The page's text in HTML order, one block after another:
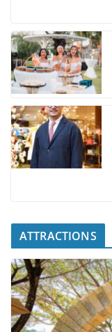
ATTRACTIONS